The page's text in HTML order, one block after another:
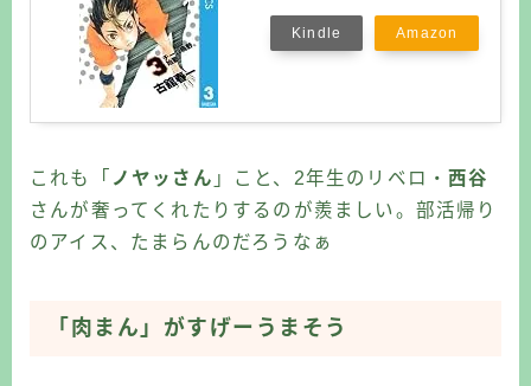
Kindle Amazon
これも「 ノヤッさん 」こと、2年生のリベロ・西谷
さんが奢ってくれたりするのが羨ましい。部活帰り
のアイス、たまらんのだろうなぁ
「肉まん」がすげーうまそう